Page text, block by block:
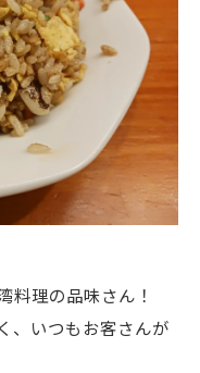
料理の品味さん！
、いつもお客さんが